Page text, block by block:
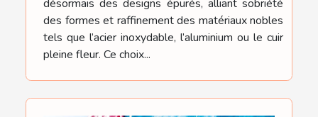
désormais des designs épurés, alliant sobriété
des formes et raffinement des matériaux nobles
tels que l’acier inoxydable, l’aluminium ou le cuir
pleine fleur. Ce choix...